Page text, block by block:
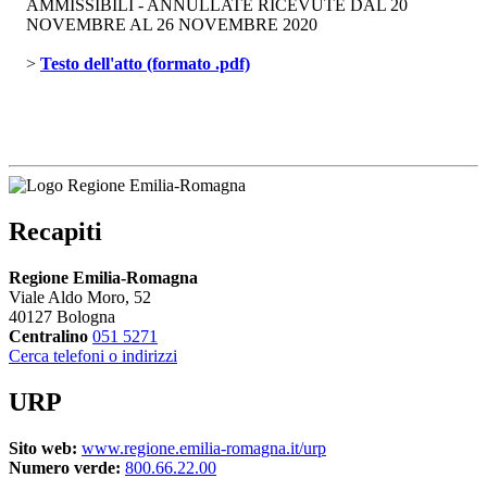
AMMISSIBILI - ANNULLATE RICEVUTE DAL 20
NOVEMBRE AL 26 NOVEMBRE 2020
> Testo dell'atto (formato .pdf)
Recapiti
Regione Emilia-Romagna
Viale Aldo Moro, 52
40127 Bologna
Centralino 051 5271
Cerca telefoni o indirizzi
URP
Sito web: www.regione.emilia-romagna.it/urp
Numero verde: 800.66.22.00